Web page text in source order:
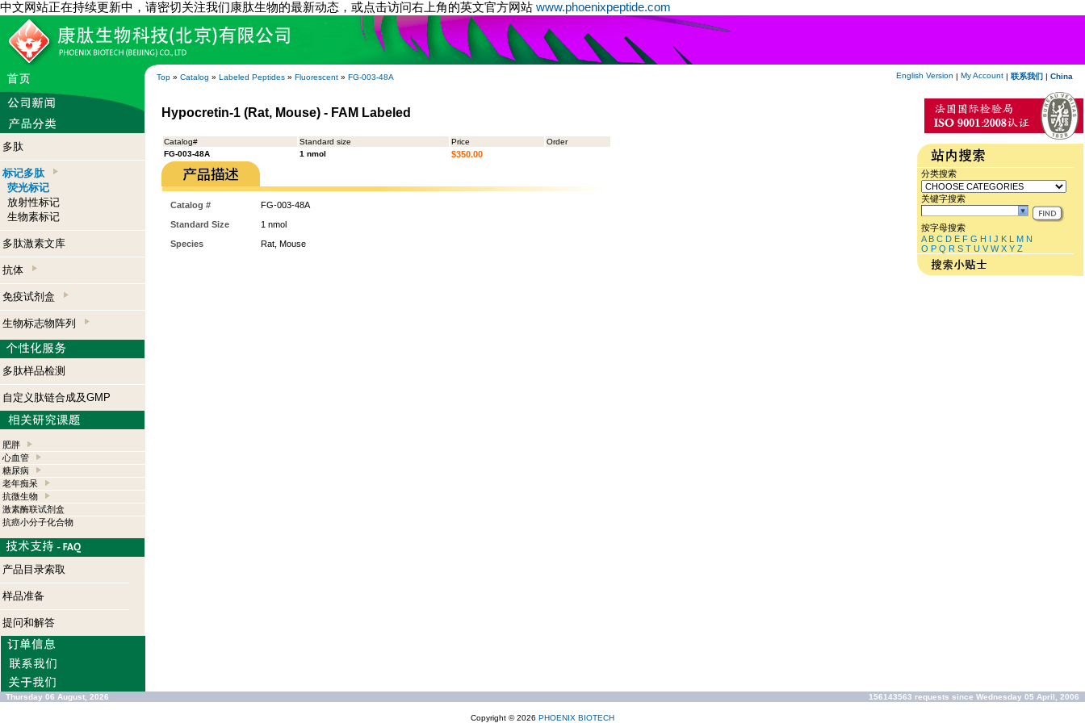
中文网站正在持续更新中，请密切关注我们康肽生物的最新动态，或点击访问右上角的英文官方网站 www.phoenixpeptide.com
Top » Catalog » Labeled Peptides » Fluorescent » FG-003-48A English Version | My Account | 联系我们 | China
多肽
标记多肽
荧光标记
放射性标记
生物素标记
多肽激素文库
抗体
免疫试剂盒
生物标志物阵列
多肽样品检测
自定义肽链合成及GMP
肥胖
心血管
糖尿病
老年痴呆
抗微生物
激素酶联试剂盒
抗癌小分子化合物
产品目录索取
样品准备
提问和解答
Hypocretin-1 (Rat, Mouse) - FAM Labeled
Catalog# Standard size Price
Order
FG-003-48A
1 nmol $350.00
Catalog #
FG-003-48A
Standard Size
1 nmol
Species
Rat, Mouse
分类搜索
关键字搜索
按字母搜索
A B C D E F G H I J K L M N
O P Q R S T U V W X Y Z
Thursday 06 August, 2026 156143563 requests since Wednesday 05 April, 2006
Copyright © 2026 PHOENIX BIOTECH